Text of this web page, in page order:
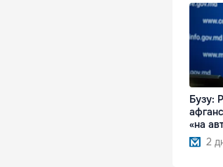
Бузу:
«на
2